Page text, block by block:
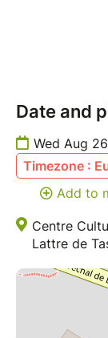
Date and
Wed Aug
Timezone :
Add to
Centre
Lattre de